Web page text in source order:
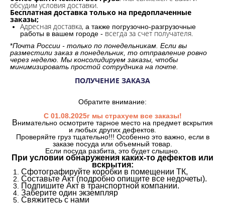
обсудим условия доставки.
Бесплатная доставка только на предоплаченные
заказы;
Адресная доставка, а также погрузочно-разгрузочные
работы в вашем городе - всегда за счет получателя.
*Почта России - только по понедельникам. Если вы
разместили заказ в понедельник, то отправление ровно
через неделю. Мы консолидируем заказы, чтобы
минимизировать простой сотрудника на почте.
ПОЛУЧЕНИЕ ЗАКАЗА
Обратите внимание:
С 01.08.2025г мы страхуем все заказы!
Внимательно осмотрите тарное место на предмет вскрытия
и любых других дефектов.
Проверяйте груз тщательно!!! Особенно это важно, если в
заказе посуда или объемный товар.
Если посуда разбита, это будет слышно.
При условии обнаружения каких-то дефектов или
вскрытия:
Сфотографируйте коробки в помещении ТК,
Составьте Акт (подробно опишите все недочеты).
Подпишите Акт в транспортной компании.
Заберите один экземпляр
Свяжитесь с нами